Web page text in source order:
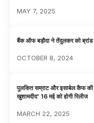
MAY 7, 2025
बैंक ऑफ बड़ौदा ने तेंदुलकर को ब्रांड
OCTOBER 8, 2024
पुलकित सम्राट और इसाबेल कैफ की
खुशामदीद’ 16 मई को होगी रिलीज
MARCH 22, 2025